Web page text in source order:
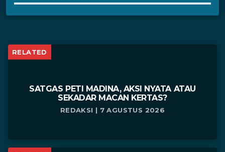
RELATED
SATGAS PETI MADINA, AKSI NYATA ATAU
SEKADAR MACAN KERTAS?
REDAKSI | 7 AGUSTUS 2026